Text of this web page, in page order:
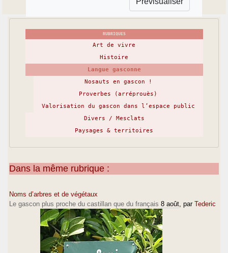
RUBRIQUES
Art de vivre
Histoire
Langue gasconne
Nosauts en gascon !
Proverbes (arréprouès)
Valorisation du gascon dans l’espace public
Divers / Mesclats
Paysages & territoires
Dans la même rubrique :
Noms d’arbres et de végétaux
Le gascon plus proche du castillan que du français 8 août , par Tederic